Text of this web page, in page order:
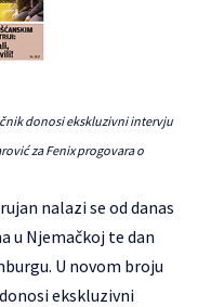
donosi ekskluzivni intervju
za Fenix progovara o
nalazi se od danas
u Njemačkoj te dan
U novom broju
ekskluzivni